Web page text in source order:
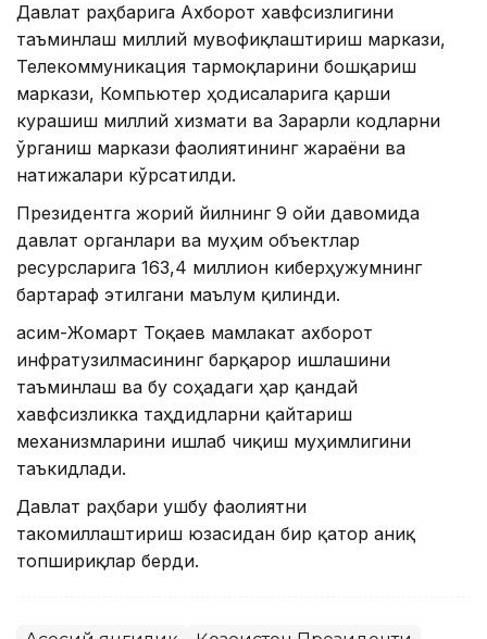
Давлат раҳбарига Ахборот хавфсизлигини
таъминлаш миллий мувофиқлаштириш маркази,
Телекоммуникация тармоқларини бошқариш
маркази, Компьютер ҳодисаларига қарши
курашиш миллий хизмати ва Зарарли кодларни
ўрганиш маркази фаолиятининг жараёни ва
натижалари кўрсатилди.
Президентга жорий йилнинг 9 ойи давомида
давлат органлари ва муҳим объектлар
ресурсларига 163,4 миллион киберҳужумнинг
бартараф этилгани маълум қилинди.
Қасим-Жомарт Тоқаев мамлакат ахборот
инфратузилмасининг барқарор ишлашини
таъминлаш ва бу соҳадаги ҳар қандай
хавфсизликка таҳдидларни қайтариш
механизмларини ишлаб чиқиш муҳимлигини
таъкидлади.
Давлат раҳбари ушбу фаолиятни
такомиллаштириш юзасидан бир қатор аниқ
топшириқлар берди.